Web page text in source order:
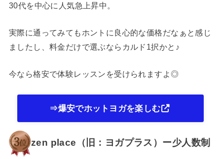
30代を中心に人気急上昇中。
実際に通ってみてもホントに良心的な価格だなぁと感じ
ましたし、料金だけで選ぶならカルド1択かと♪
今なら格安で体験レッスンを受けられますよ◎
⇒爆安でホットヨガを楽しむ
zen place（旧：ヨガプラス）ー少人数制